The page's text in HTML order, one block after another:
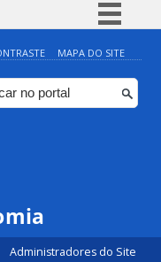
Simplifique!
Comunica BR
Participe
MAPA DO SITE
Administradores do Site